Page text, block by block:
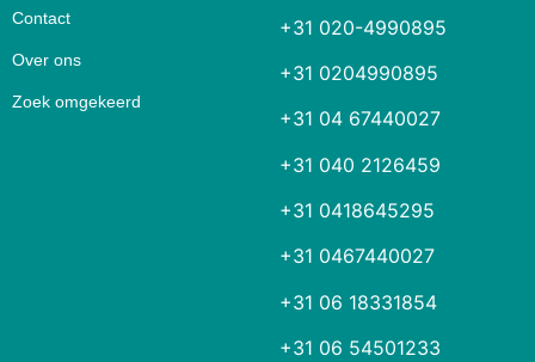
Contact
Over ons
Zoek omgekeerd
+31 020-4990895
+31 0204990895
+31 04 67440027
+31 040 2126459
+31 0418645295
+31 0467440027
+31 06 18331854
+31 06 54501233